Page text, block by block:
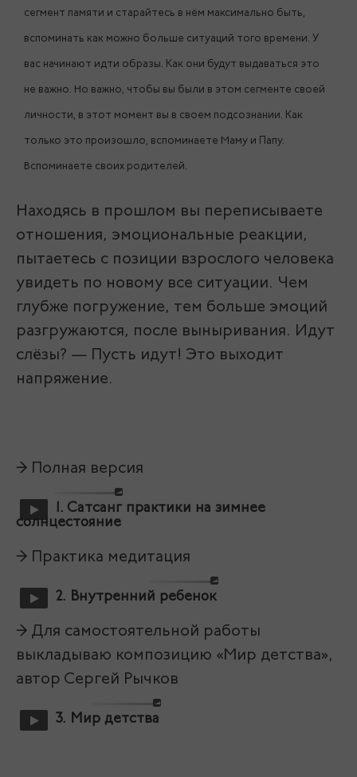
сегмент памяти и старайтесь в нём максимально быть,
вспоминать как можно больше ситуаций того времени. У
вас начинают идти образы. Как они будут выдаваться это
не важно. Но важно, чтобы вы были в этом сегменте своей
личности, в этот момент вы в своем подсознании. Как
только это произошло, вспоминаете Маму и Папу.
Вспоминаете своих родителей.
Находясь в прошлом вы переписываете
отношения, эмоциональные реакции,
пытаетесь с позиции взрослого человека
увидеть по новому все ситуации. Чем
глубже погружение, тем больше эмоций
разгружаются, после выныривания. Идут
слёзы? — Пусть идут! Это выходит
напряжение.
→ Полная версия
1. Сатсанг практики на зимнее
солнцестояние
→ Практика медитация
2. Внутренний ребенок
→ Для самостоятельной работы
выкладываю композицию «Мир детства»,
автор Сергей Рычков
3. Мир детства